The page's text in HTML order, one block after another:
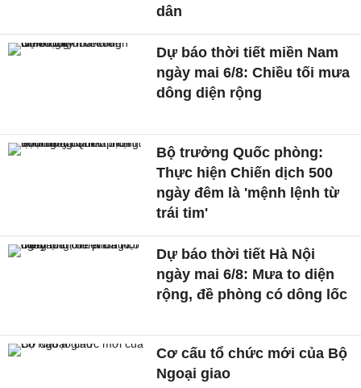
dân
Dự báo thời tiết miền Nam
ngày mai 6/8: Chiều tối mưa
dông diện rộng
Bộ trưởng Quốc phòng:
Thực hiện Chiến dịch 500
ngày đêm là 'mệnh lệnh từ
trái tim'
Dự báo thời tiết Hà Nội
ngày mai 6/8: Mưa to diện
rộng, đề phòng có dông lốc
Cơ cấu tổ chức mới của Bộ
Ngoại giao